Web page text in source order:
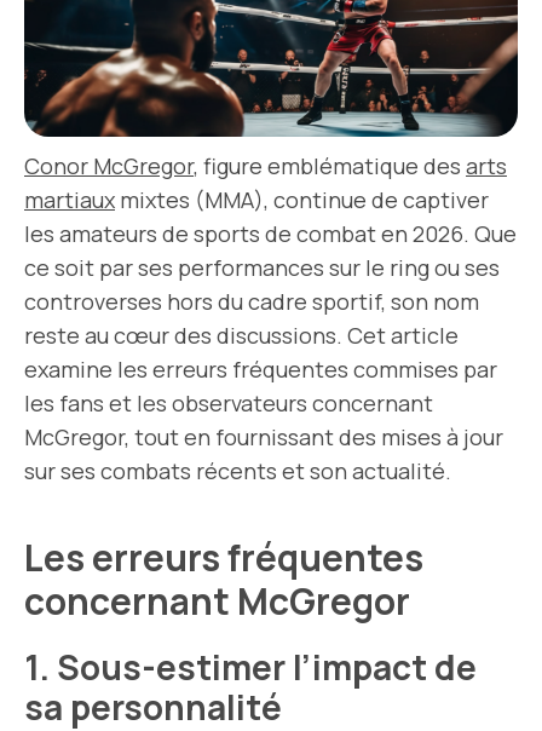
Conor McGregor, figure emblématique des arts
martiaux mixtes (MMA), continue de captiver
les amateurs de sports de combat en 2026. Que
ce soit par ses performances sur le ring ou ses
controverses hors du cadre sportif, son nom
reste au cœur des discussions. Cet article
examine les erreurs fréquentes commises par
les fans et les observateurs concernant
McGregor, tout en fournissant des mises à jour
sur ses combats récents et son actualité.
Les erreurs fréquentes
concernant McGregor
1. Sous-estimer l’impact de
sa personnalité